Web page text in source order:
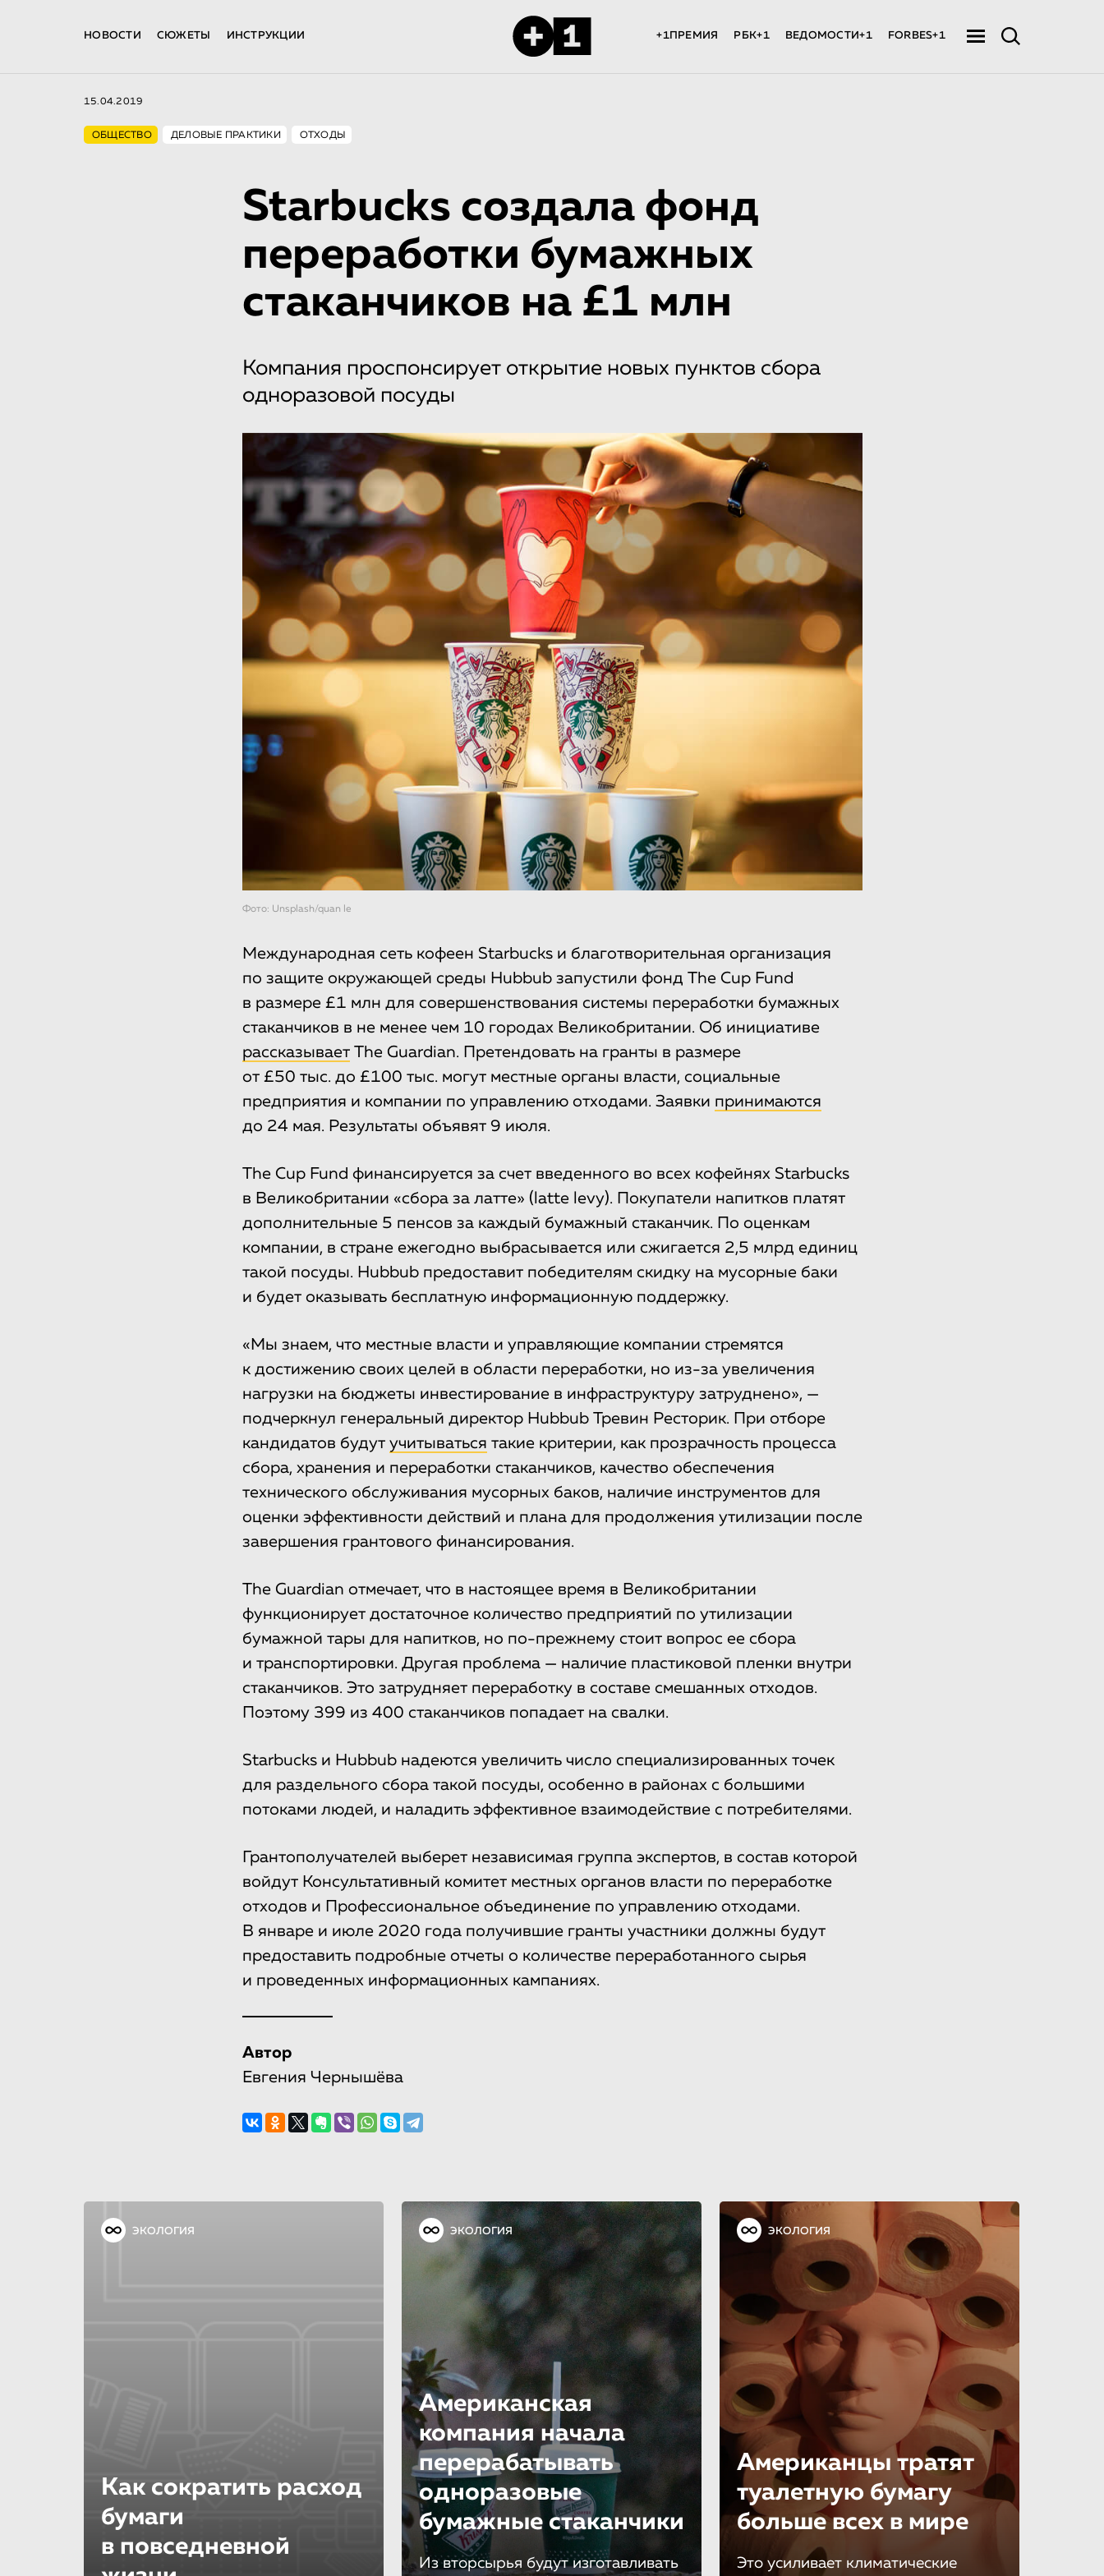
НОВОСТИ СЮЖЕТЫ ИНСТРУКЦИИ +1ПРЕМИЯ РБК+1 ВЕДОМОСТИ+1 FORBES+1
15.04.2019
ОБЩЕСТВО ДЕЛОВЫЕ ПРАКТИКИ ОТХОДЫ
Starbucks создала фонд
переработки бумажных
стаканчиков на £1 млн
Компания проспонсирует открытие новых пунктов сбора
одноразовой посуды
Фото: Unsplash/quan le
Международная сеть кофеен Starbucks и благотворительная организация
по защите окружающей среды Hubbub запустили фонд The Cup Fund
в размере £1 млн для совершенствования системы переработки бумажных
стаканчиков в не менее чем 10 городах Великобритании. Об инициативе
рассказываетThe Guardian. Претендовать на гранты в размере
от £50 тыс. до £100 тыс. могут местные органы власти, социальные
предприятия и компании по управлению отходами. Заявки принимаются
до 24 мая. Результаты объявят 9 июля.
The Cup Fund финансируется за счет введенного во всех кофейнях Starbucks
в Великобритании «сбора за латте» (latte levy). Покупатели напитков платят
дополнительные 5 пенсов за каждый бумажный стаканчик. По оценкам
компании, в стране ежегодно выбрасывается или сжигается 2,5 млрд единиц
такой посуды. Hubbub предоставит победителям скидку на мусорные баки
и будет оказывать бесплатную информационную поддержку.
«Мы знаем, что местные власти и управляющие компании стремятся
к достижению своих целей в области переработки, но из-за увеличения
нагрузки на бюджеты инвестирование в инфраструктуру затруднено», —
подчеркнул генеральный директор Hubbub Тревин Ресторик. При отборе
кандидатов будут учитываться такие критерии, как прозрачность процесса
сбора, хранения и переработки стаканчиков, качество обеспечения
технического обслуживания мусорных баков, наличие инструментов для
оценки эффективности действий и плана для продолжения утилизации после
завершения грантового финансирования.
The Guardian отмечает, что в настоящее время в Великобритании
функционирует достаточное количество предприятий по утилизации
бумажной тары для напитков, но по-прежнему стоит вопрос ее сбора
и транспортировки. Другая проблема — наличие пластиковой пленки внутри
стаканчиков. Это затрудняет переработку в составе смешанных отходов.
Поэтому 399 из 400 стаканчиков попадает на свалки.
Starbucks и Hubbub надеются увеличить число специализированных точек
для раздельного сбора такой посуды, особенно в районах с большими
потоками людей, и наладить эффективное взаимодействие с потребителями.
Грантополучателей выберет независимая группа экспертов, в состав которой
войдут Консультативный комитет местных органов власти по переработке
отходов и Профессиональное объединение по управлению отходами.
В январе и июле 2020 года получившие гранты участники должны будут
предоставить подробные отчеты о количестве переработанного сырья
и проведенных информационных кампаниях.
Автор
Евгения Чернышёва
ЭКОЛОГИЯ
Как сократить расход
бумаги
в повседневной
ЭКОЛОГИЯ
Американская
компания начала
перерабатывать
одноразовые
бумажные стаканчики
Из вторсырья будут изготавливать
ЭКОЛОГИЯ
Американцы тратят
туалетную бумагу
больше всех в мире
Это усиливает климатические